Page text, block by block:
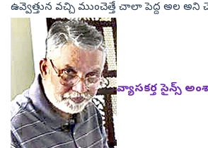
ఉవ్వెత్తున వచ్చి ముంచెత్తే చాలా పెద్ద అల అని
వ్యాసకర్త సైన్స్‌